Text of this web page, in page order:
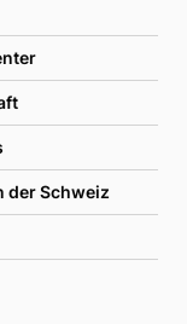
der Schweiz